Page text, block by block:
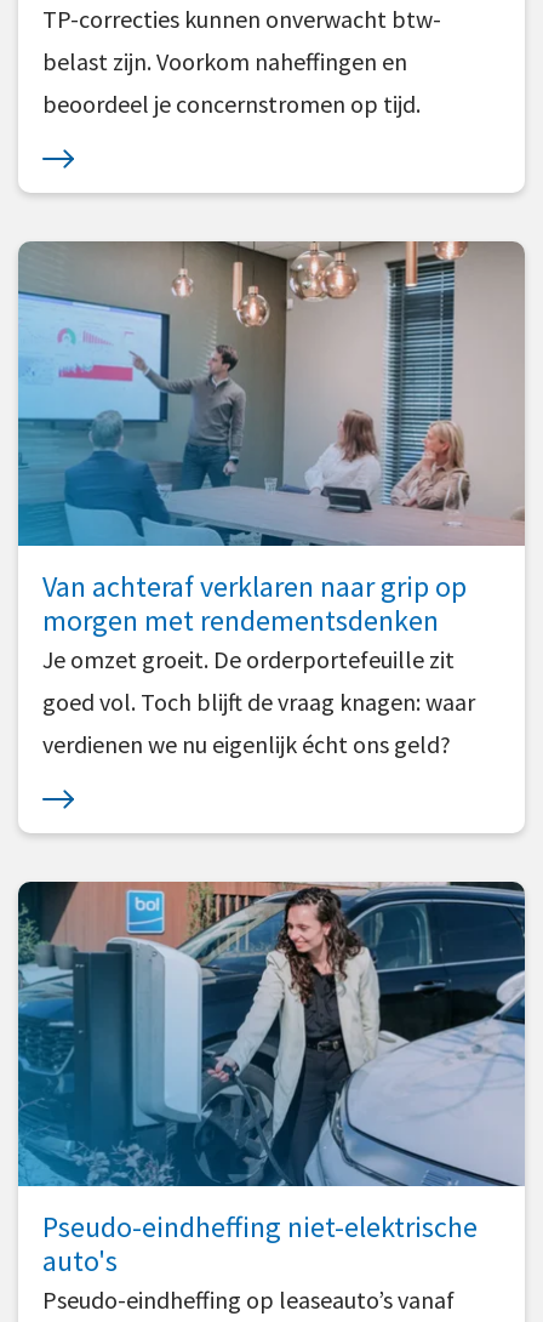
TP-correcties kunnen onverwacht btw-
belast zijn. Voorkom naheffingen en
beoordeel je concernstromen op tijd.
Van achteraf verklaren naar grip op
morgen met rendementsdenken
Je omzet groeit. De orderportefeuille zit
goed vol. Toch blijft de vraag knagen: waar
verdienen we nu eigenlijk écht ons geld?
Pseudo-eindheffing niet-elektrische
auto's
Pseudo-eindheffing op leaseauto’s vanaf